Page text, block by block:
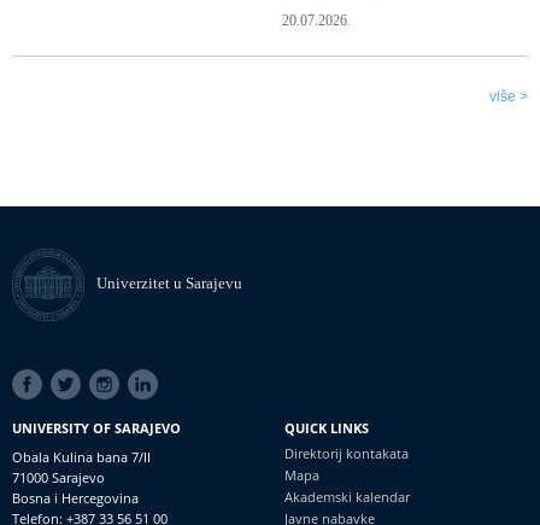
20.07.2026.
više >
Univerzitet u Sarajevu
SOCIAL
LINKS
UNIVERSITY OF SARAJEVO
Obala Kulina bana 7/II
71000 Sarajevo
Bosna i Hercegovina
Telefon: +387 33 56 51 00
QUICK LINKS
Direktorij kontakata
Mapa
Akademski kalendar
Javne nabavke